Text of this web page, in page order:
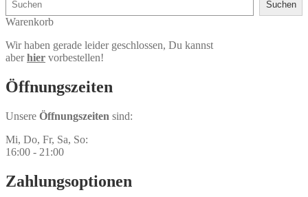
Suchen
Warenkorb
Wir haben gerade leider geschlossen, Du kannst
aberhier vorbestellen!
Öffnungs­zeiten
Unsere Öffnungszeiten sind:
Mi, Do, Fr, Sa, So:
16:00 - 21:00
Zahlungs­optionen